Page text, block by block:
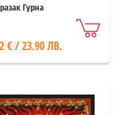
Гурна
€ / 23.90 ЛВ.